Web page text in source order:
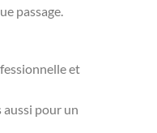
passage.
et
aussi pour un